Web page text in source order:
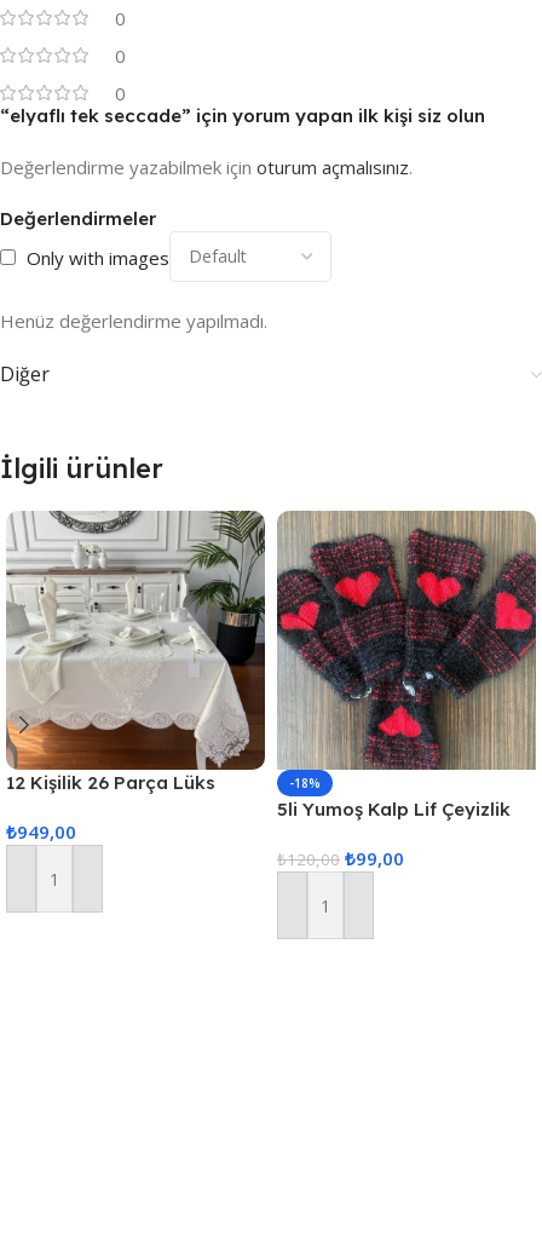
0
0
0
Değerlendirmeler
Only with images
Henüz değerlendirme yapılmadı.
“elyaflı tek seccade” için yorum yapan ilk kişi siz olun
Değerlendirme yazabilmek için oturum açmalısınız.
Diğer
İlgili ürünler
12 Kişilik 26 Parça Lüks
Masa Örtüsü Seti
₺949,00
Sepete Ekle
-18%
5li Yumoş Kalp Lif Çeyizlik
₺120,00 ₺99,00
Sepete Ekle